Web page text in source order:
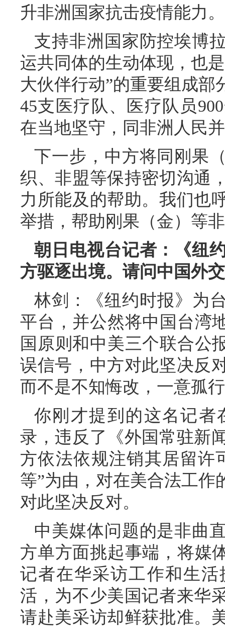
升非洲国家抗击疫情能力。
支持非洲国家防控埃博
运共同体的生动体现，也
大伙伴行动”的重要组成部
45支医疗队、医疗队员
在当地坚守，同非洲人民
下一步，中方将同刚果
织、非盟等保持密切沟通
力所能及的帮助。我们也
举措，帮助刚果（金）等
朝日电视台记者：《纽
方驱逐出境。请问中国外
林剑：《纽约时报》为
平台，并公然将中国台湾
国原则和中美三个联合公
误信号，中方对此坚决反
而不是不知悔改，一意孤
你刚才提到的这名记者
录，违反了《外国常驻新
方依法依规注销其居留许
等”为由，对在美合法工
对此坚决反对。
中美媒体问题的是非曲
方单方面挑起事端，将媒
记者在华采访工作和生
活，为不少美国记者来华
请赴美采访却鲜获批准。